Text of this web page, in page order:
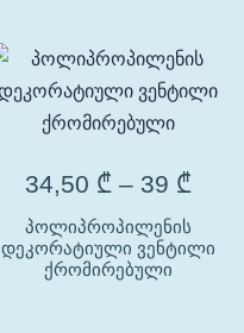
34,50 ₾ – 39 ₾
პოლიპროპილენის
დეკორატიული ვენტილი
ქრომირებული